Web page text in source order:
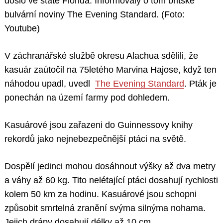
bulvární noviny The Evening Standard. (Foto:
Youtube)
V záchranářské službě okresu Alachua sdělili, že
kasuár zaútočil na 75letého Marvina Hajose, když ten
náhodou upadl, uvedl The Evening Standard. Pták je
ponechán na území farmy pod dohledem.
Kasuárové jsou zařazeni do Guinnessovy knihy
rekordů jako nejnebezpečnější ptáci na světě.
Dospělí jedinci mohou dosáhnout výšky až dva metry
a váhy až 60 kg. Tito nelétající ptáci dosahují rychlosti
kolem 50 km za hodinu. Kasuárové jsou schopni
způsobit smrtelná zranění svýma silnýma nohama.